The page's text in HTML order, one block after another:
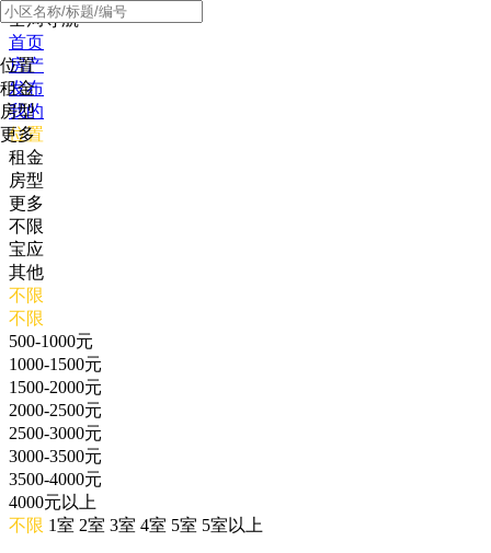
全局导航
首页
房产
发布
我的
位置
租金
房型
更多
位置
租金
房型
更多
不限
宝应
其他
不限
不限
500-1000元
1000-1500元
1500-2000元
2000-2500元
2500-3000元
3000-3500元
3500-4000元
4000元以上
不限 1室 2室 3室 4室 5室 5室以上